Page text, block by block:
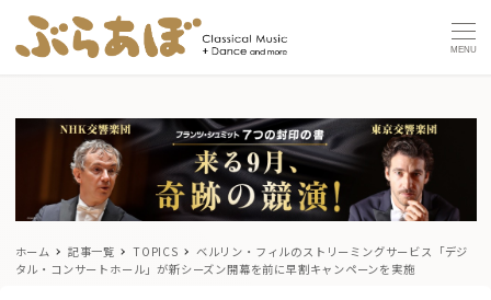
MENU
ホーム 記事一覧 TOPICS
ベルリン・フィルのストリーミングサービス「デジ
タル・コンサートホール」が新シーズン開幕を前に早割キャンペーンを実施